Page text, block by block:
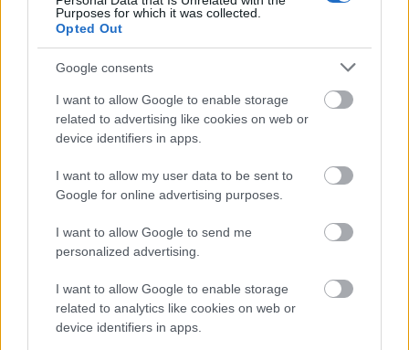
Purposes for which it was collected.
Opted Out
Google consents
I want to allow Google to enable storage
related to advertising like cookies on web or
device identifiers in apps.
I want to allow my user data to be sent to
Google for online advertising purposes.
I want to allow Google to send me
personalized advertising.
I want to allow Google to enable storage
related to analytics like cookies on web or
device identifiers in apps.
Épkar Zrt. Aktív Kft. VivaPalazzo Zrt.
Épített öröksége megújításával is készül Mohács a
Új kápolna, kiállítótér épült a mohácsi csata emlékhelyén. A
városban is számos beruházás készült el vagy közeledik a
befejezéshez. Új parkolóház létesül, megújul a városháza és a
Széchenyi tér is.
A tengerfenék alatt négy óriáskábellel
kötik össze Spanyolország és
Franciaország villamosenergia-
hálózatát